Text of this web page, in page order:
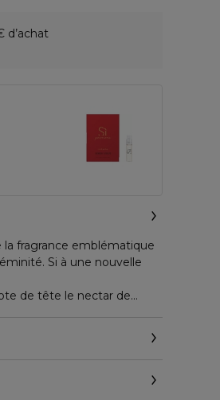
d’achat
la fragrance emblématique
Si à une nouvelle
de tête le nectar de
pour apporter une